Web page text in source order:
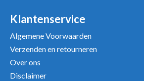
Klantenservice
Algemene Voorwaarden
Verzenden en retourneren
Over ons
Disclaimer